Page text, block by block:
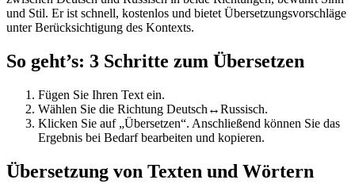
und Stil. Er ist schnell, kostenlos und bietet Übersetzungsvorschläge
unter Berücksichtigung des Kontexts.
So geht’s: 3 Schritte zum Übersetzen
Fügen Sie Ihren Text ein.
Wählen Sie die Richtung Deutsch↔Russisch.
Klicken Sie auf „Übersetzen“. Anschließend können Sie das
Ergebnis bei Bedarf bearbeiten und kopieren.
Übersetzung von Texten und Wörtern